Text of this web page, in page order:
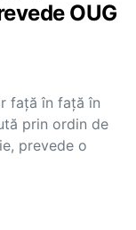
OUG
față în față în
prin ordin de
prevede o